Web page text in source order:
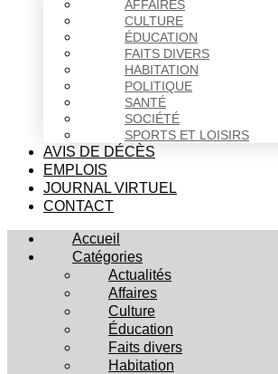
AFFAIRES
CULTURE
ÉDUCATION
FAITS DIVERS
HABITATION
POLITIQUE
SANTÉ
SOCIÉTÉ
SPORTS ET LOISIRS
AVIS DE DÉCÈS
EMPLOIS
JOURNAL VIRTUEL
CONTACT
Accueil
Catégories
Actualités
Affaires
Culture
Éducation
Faits divers
Habitation